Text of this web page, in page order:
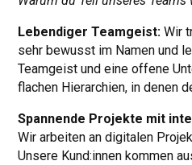
Lebendiger Teamgeist:Wir
sehr bewusst im Namen und
Teamgeist und eine offene
flachen Hierarchien, in denen
Spannende Projekte mit
Wir arbeiten an digitalen
Unsere Kund:innen kommen